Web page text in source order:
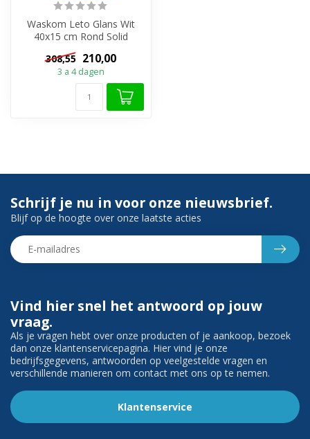
Waskom Leto Glans Wit
40x15 cm Rond Solid
Marmo: Een Meesterwerk
van Stijl en Lu...
308,55 210,00
3 a 4 dagen
Vind hier snel het antwoord op jouw
vraag.
Als je vragen hebt over onze producten of je aankoop, bezoek
dan onze klantenservicepagina. Hier vind je onze
bedrijfsgegevens, antwoorden op veelgestelde vragen en
verschillende manieren om contact met ons op te nemen.
Klantenservice
Schrijf je nu in voor onze nieuwsbrief.
Blijf op de hoogte over onze laatste acties